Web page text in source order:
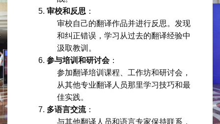
审校和反思 ：
审校自己的翻译作品并进行反思。发现
和纠正错误，学习从过去的翻译经验中
汲取教训。
参与培训和研讨会：
参加翻译培训课程、工作坊和研讨会，
从其他专业翻译人员那里学习技巧和最
佳实践。
多语言交流：
与其他翻译人员和语言专家保持联系，